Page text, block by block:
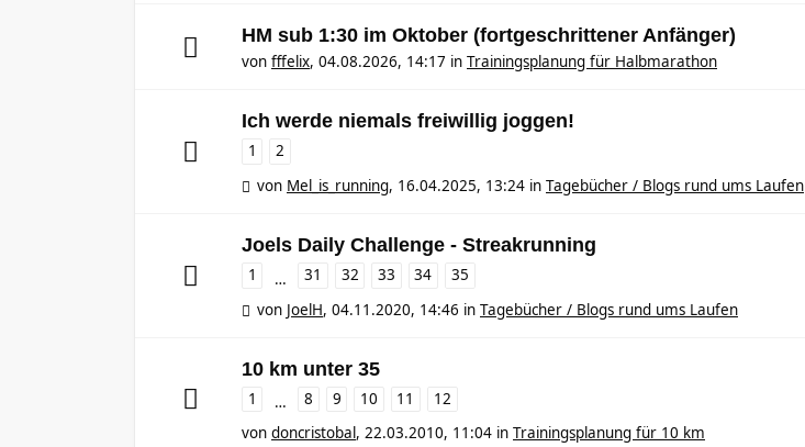
HM sub 1:30 im Oktober (fortgeschrittener Anfänger)
von fffelix, 04.08.2026, 14:17 in Trainingsplanung für Halbmarathon
Ich werde niemals freiwillig joggen!
1
2
von Mel_is_running, 16.04.2025, 13:24 in Tagebücher / Blogs rund ums Laufen
Joels Daily Challenge - Streakrunning
1 … 31 32 33 34
35
von JoelH, 04.11.2020, 14:46 in Tagebücher / Blogs rund ums Laufen
10 km unter 35
1 … 8 9 10 11
12
von doncristobal, 22.03.2010, 11:04 in Trainingsplanung für 10 km